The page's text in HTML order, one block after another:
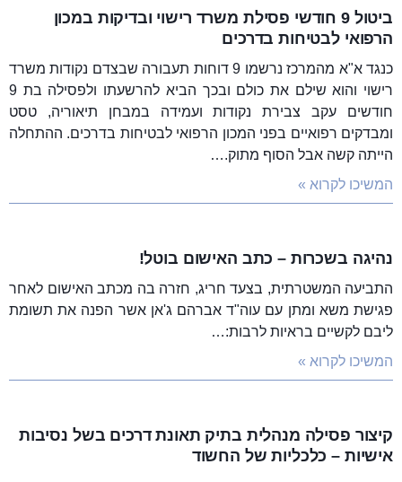
ביטול 9 חודשי פסילת משרד רישוי ובדיקות במכון
הרפואי לבטיחות בדרכים
כנגד א"א מהמרכז נרשמו 9 דוחות תעבורה שבצדם נקודות משרד
רישוי והוא שילם את כולם ובכך הביא להרשעתו ולפסילה בת 9
חודשים עקב צבירת נקודות ועמידה במבחן תיאוריה, טסט
ומבדקים רפואיים בפני המכון הרפואי לבטיחות בדרכים. ההתחלה
הייתה קשה אבל הסוף מתוק.…
המשיכו לקרוא »
נהיגה בשכרות – כתב האישום בוטל!
התביעה המשטרתית, בצעד חריג, חזרה בה מכתב האישום לאחר
פגישת משא ומתן עם עוה"ד אברהם ג'אן אשר הפנה את תשומת
ליבם לקשיים בראיות לרבות:…
המשיכו לקרוא »
קיצור פסילה מנהלית בתיק תאונת דרכים בשל נסיבות
אישיות – כלכליות של החשוד